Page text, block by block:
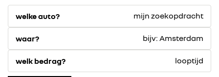
welke auto? mijn zoekopdracht
waar? bijv: Amsterdam
welk bedrag? looptijd